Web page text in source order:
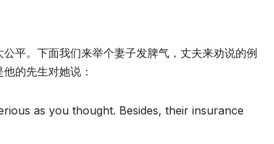
平。下面我们来举个妻子发脾气，丈夫来劝说的例
的先生对她说：
as you thought. Besides, their insurance